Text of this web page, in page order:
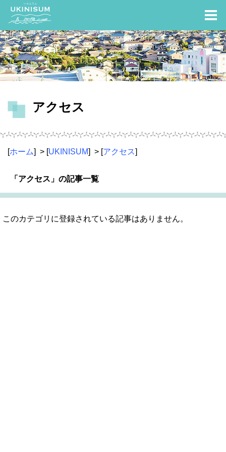
アクセス
[ホーム] > [UKINISUM] > [アクセス]
「アクセス」の記事一覧
このカテゴリに登録されている記事はありません。